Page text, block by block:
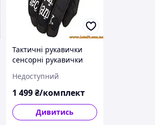
Тактичні рукавички
сенсорні рукавички
100% оригінал зі США
Чорні XL
Недоступний
1 499₴/комплект
Дивитись